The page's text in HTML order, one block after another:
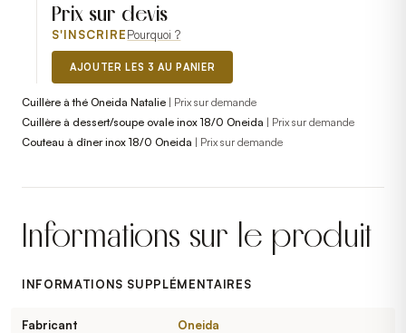
Prix sur devis
S'INSCRIREPourquoi ?
AJOUTER LES 3 AU PANIER
Cuillère à thé Oneida Natalie | Prix sur demande
Cuillère à dessert/soupe ovale inox 18/0 Oneida | Prix sur demande
Couteau à dîner inox 18/0 Oneida | Prix sur demande
Informations sur le produit
INFORMATIONS SUPPLÉMENTAIRES
Fabricant Oneida